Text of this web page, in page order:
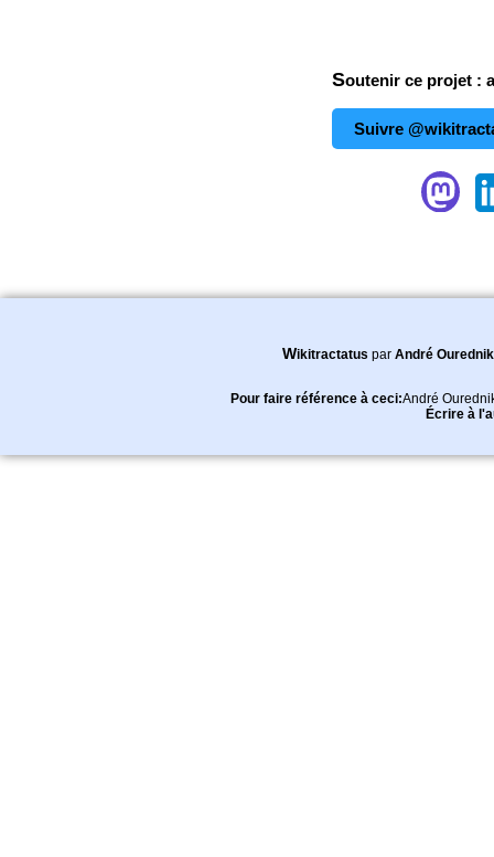
Soutenir ce projet :
Suivre
Wikitractatus par André Ourednik
Pour faire référence à ceci:André
Écrire à